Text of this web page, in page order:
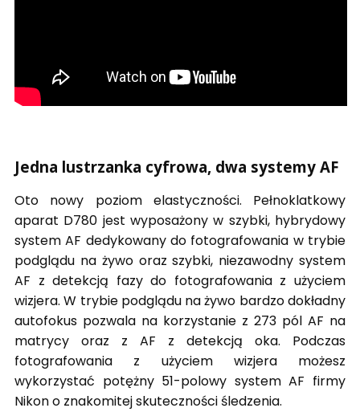
Jedna lustrzanka cyfrowa, dwa systemy AF
Oto nowy poziom elastyczności. Pełnoklatkowy
aparat D780 jest wyposażony w szybki, hybrydowy
system AF dedykowany do fotografowania w trybie
podglądu na żywo oraz szybki, niezawodny system
AF z detekcją fazy do fotografowania z użyciem
wizjera. W trybie podglądu na żywo bardzo dokładny
autofokus pozwala na korzystanie z 273 pól AF na
matrycy oraz z AF z detekcją oka. Podczas
fotografowania z użyciem wizjera możesz
wykorzystać potężny 51-polowy system AF firmy
Nikon o znakomitej skuteczności śledzenia.